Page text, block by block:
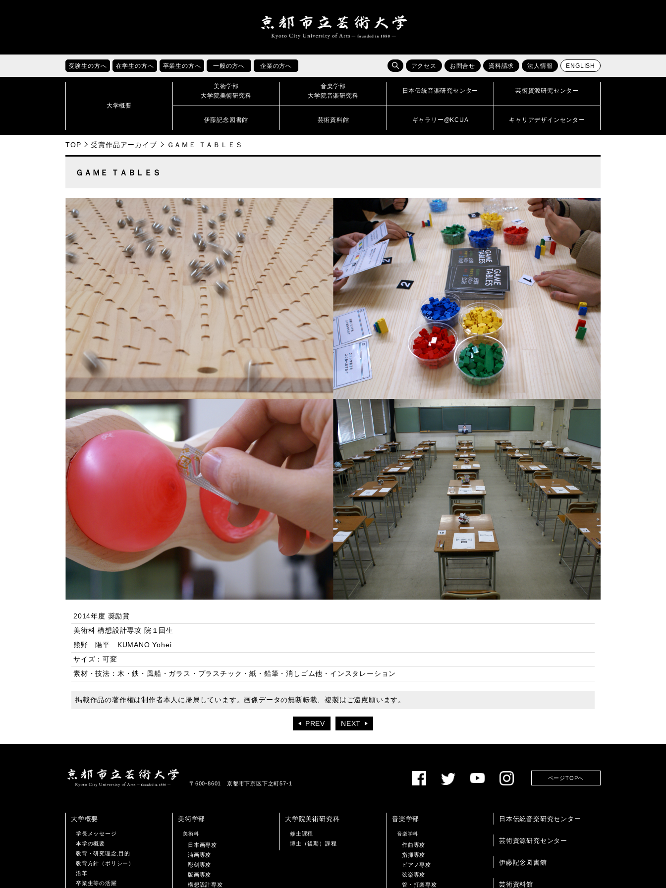
受験生の方へ 在学生の方へ 卒業生の方へ 一般の方へ 企業の方へ アクセス お問合せ 資料請求 法人情報 ENGLISH
大学概要
美術学部
大学院美術研究科
音楽学部
大学院音楽研究科
日本伝統音楽研究センター 芸術資源研究センター
伊藤記念図書館 芸術資料館 ギャラリー@KCUA キャリアデザインセンター
TOP 受賞作品アーカイブ ＧＡＭＥ ＴＡＢＬＥＳ
ＧＡＭＥ ＴＡＢＬＥＳ
2014年度 奨励賞
美術科 構想設計専攻 院１回生
熊野 陽平 KUMANO Yohei
サイズ：可変
素材・技法：木・鉄・風船・ガラス・プラスチック・紙・鉛筆・消しゴム他・インスタレーション
掲載作品の著作権は制作者本人に帰属しています。画像データの無断転載、複製はご遠慮願います。
PREV NEXT
〒600-8601 京都市下京区下之町57-1
ページTOPへ
大学概要
学長メッセージ
本学の概要
教育・研究理念,目的
教育方針（ポリシー）
沿革
卒業生等の活躍
美術学部
美術科
日本画専攻
油画専攻
彫刻専攻
版画専攻
構想設計専攻
大学院美術研究科
修士課程
博士（後期）課程
音楽学部
音楽学科
作曲専攻
指揮専攻
ピアノ専攻
弦楽専攻
管・打楽専攻
日本伝統音楽研究センター
芸術資源研究センター
伊藤記念図書館
芸術資料館